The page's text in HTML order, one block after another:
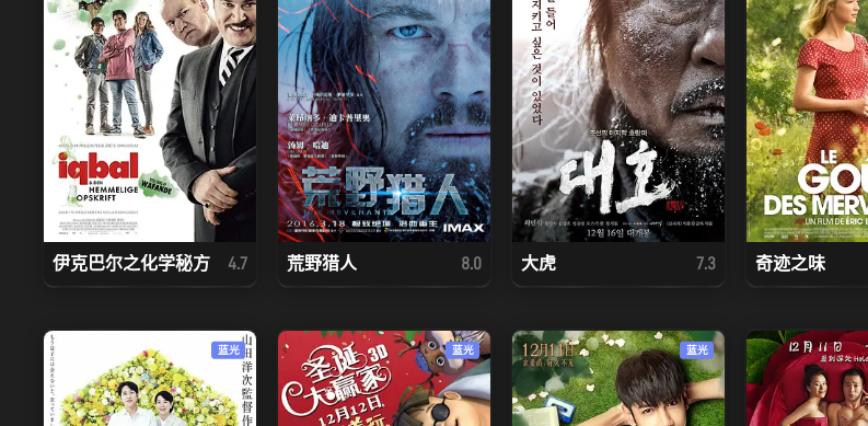
伊克巴尔之化学秘方 4.7 荒野猎人 8.0 大虎 7.3 奇迹之味
蓝光 蓝光 蓝光